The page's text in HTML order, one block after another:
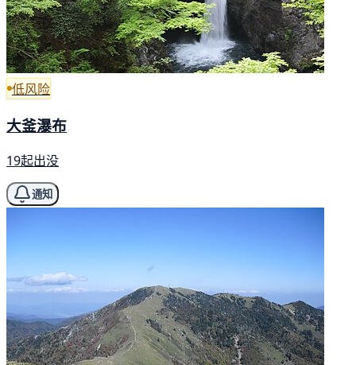
低风险
大釜瀑布
19起出没
通知